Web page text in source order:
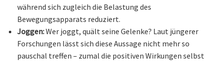
während sich zugleich die Belastung des
Bewegungsapparats reduziert.
Joggen:Wer joggt, quält seine Gelenke? Laut jüngerer
Forschungen lässt sich diese Aussage nicht mehr so
pauschal treffen – zumal die positiven Wirkungen selbst